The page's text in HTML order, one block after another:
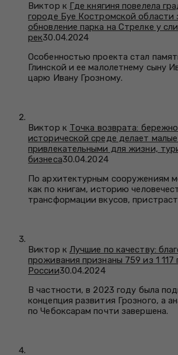
Виктор к Где княгиня повелела
городе Буе Костромской области
обновление парка на Стрелке у
рек30.04.2024
Особенностью проекта стал
Глинской и ее малолетнему сыну
царю Ивану Грозному.
Виктор к Точка возврата:
исторической среде делает
привлекательными для жизни,
бизнеса30.04.2024
По архитектурным сооружениям
как по книгам, историю
трансформации вкусов,
Виктор к Лучшие по качеству:
проживания признаны 759 из 1 117
России30.04.2024
В частности, в 2023 году была
концепция развития Грозного, а
по Чебоксарам почти завершена.